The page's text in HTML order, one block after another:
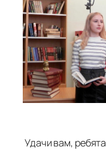
Удачи вам,